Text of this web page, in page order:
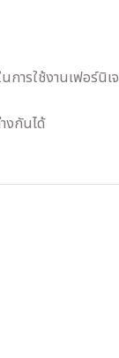
การใช้งานเฟอร์นิ
งกันได้